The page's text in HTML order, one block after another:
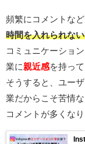
頻繁にコメントなど
時間を入れられな
コミュニケーショ
業に親近感を持っ
そうすると、ユー
業だからこそ苦情
コメントが多くなり